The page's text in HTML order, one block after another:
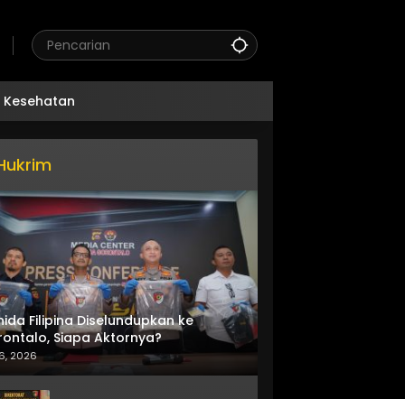
Kesehatan
Filipina Diselundupkan ke
Siapa Aktornya?
2026